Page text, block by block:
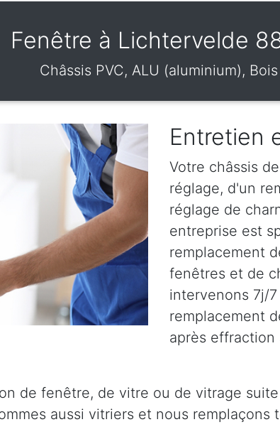
Fenêtre à Lichtervelde
Châssis PVC, ALU (aluminium), Bois
Entretien
Votre châssis
réglage, d'un
réglage de
entreprise est
remplacement
fenêtres et de
intervenons 7j/
remplacement
après effraction
de fenêtre, de vitre ou de vitrage
aussi vitriers et nous